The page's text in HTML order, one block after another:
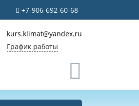
+7-906-692-60-68
kurs.klimat@yandex.ru
График работы